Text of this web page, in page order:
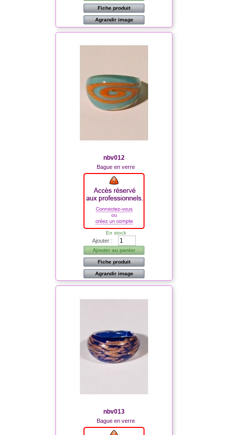
Fiche produit
Agrandir image
nbv012
Bague en verre
En stock
Ajouter :
Ajouter au panier
Fiche produit
Agrandir image
nbv013
Bague en verre